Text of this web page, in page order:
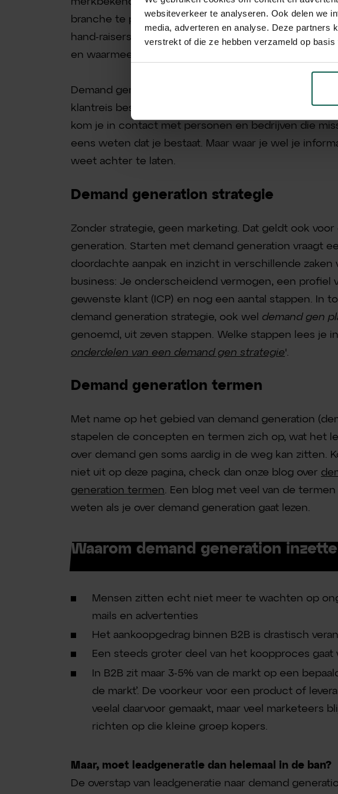
websiteverkeer te analyseren. Ook delen we
media, adverteren en analyse. Deze partners
verstrekt of die ze hebben verzameld op
branche te positioneren. Met als uiteindelijke
hand-raisers. Warme leads uit de markt die weten
en waarmee ze bij jou aan kunnen kloppen.
Demand generation is een langetermijnstrategie die
klantreis bestrijkt. Als je demand generation op de
kom je in contact met personen en bedrijven die
eens weten dat je bestaat. Maar waar je wel je
weet achter te laten.
Demand generation strategie
Zonder strategie, geen marketing. Dat geldt ook voor
generation. Starten met demand generation vraagt
doordachte aanpak en inzicht in verschillende zaken
business: Je onderscheidend vermogen, een profiel
gewenste klant (ICP) en nog een aantal stappen. In
demand generation strategie, ook wel demand gen
genoemd, uit zeven stappen. Welke stappen lees je
onderdelen van een demand gen strategie'.
Demand generation termen
Met name op het gebied van demand generation
stapelen de concepten en termen zich op, wat het
over demand gen soms aardig in de weg kan zitten.
niet uit op deze pagina, check dan onze blog over
generation termen. Een blog met veel van de
weten als je over demand generation gaat lezen.
Waarom demand generation
Mensen zitten echt niet meer te wachten op
mails en advertenties
Het aankoopgedrag binnen B2B is drastisch
Een steeds groter deel van het koopproces gaat
In B2B zit maar 3-5% van de markt op een
de markt’. De voorkeur voor een product of
veelal daarvoor gemaakt, maar veel marketeers
richten op die kleine groep kopers.
Maar, moet leadgeneratie dan helemaal in de ban?
De overstap van leadgeneratie naar demand